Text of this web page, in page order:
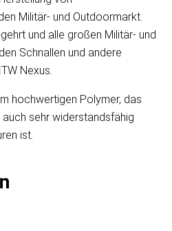
Militär- und Outdoormarkt.
und alle großen Militär- und
Schnallen und andere
Nexus.
hochwertigen Polymer, das
sehr widerstandsfähig
ist.